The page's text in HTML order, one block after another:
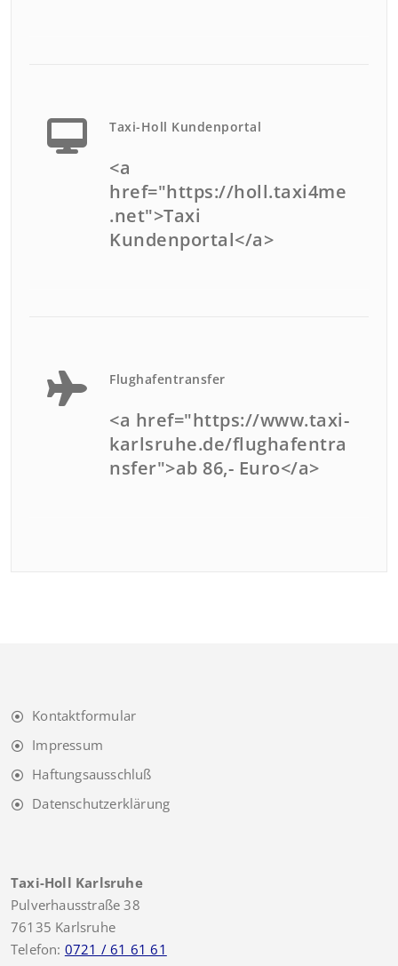
Taxi-Holl Kundenportal
<a
href="https://holl.taxi4me
.net">Taxi
Kundenportal</a>
Flughafentransfer
<a href="https://www.taxi-
karlsruhe.de/flughafentra
nsfer">ab 86,- Euro</a>
Kontaktformular
Impressum
Haftungsausschluß
Datenschutzerklärung
Taxi-Holl Karlsruhe
Pulverhausstraße 38
76135 Karlsruhe
Telefon: 0721 / 61 61 61